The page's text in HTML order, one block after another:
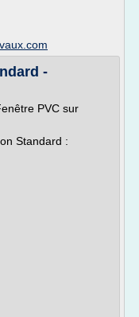
-
PVC sur
Standard :